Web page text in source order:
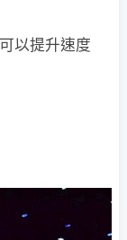
以提升速度